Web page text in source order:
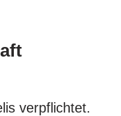
verpflichtet.